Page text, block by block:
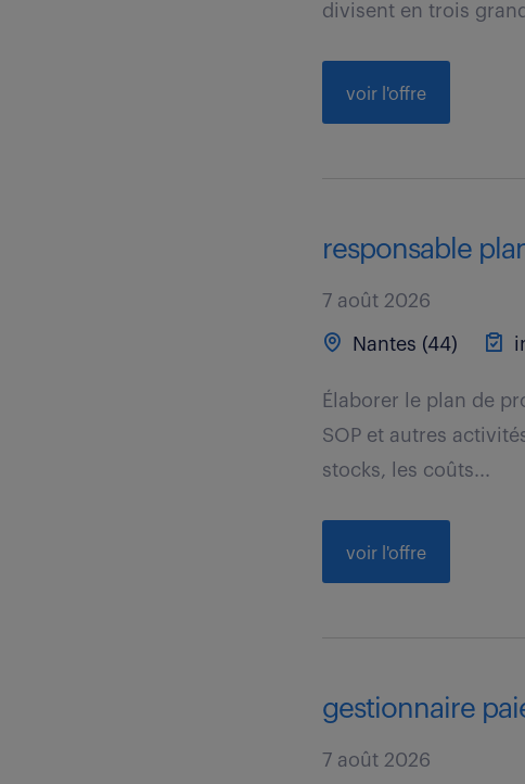
divisent en trois
voir l'offre
responsable
7 août 2026
Nantes (44)
Élaborer le plan de
SOP et autres
stocks, les coûts...
voir l'offre
gestionnaire
7 août 2026